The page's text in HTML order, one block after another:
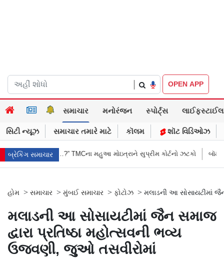
OPEN APP
સમાચાર મનોરંજન સ્પોર્ટ્સ લાઈફસ્ટાઈલ
સિટી ન્યૂઝ સમાચાર તમારે માટે કૉલમ શૉટ વિડિઓઝ
બ્રેકિંગ સમાચાર
મોઇત્રાને સુપ્રીમ કોર્ટનો ઝટકો બૉમ્બની ધમકી બાદ મુંબઈમાં હાઈ ઍલર્ટ:
હોમ > સમાચાર > મુંબઈ સમાચાર > ફોટોઝ > મલાડની આ સોસાયટીમાં
મલાડની આ સોસાયટીમાં જૈન સમાજ
દ્વારા પ્રતિષ્ઠા મહોત્સવની ભવ્ય
ઉજવણી, જુઓ તસવીરોમાં